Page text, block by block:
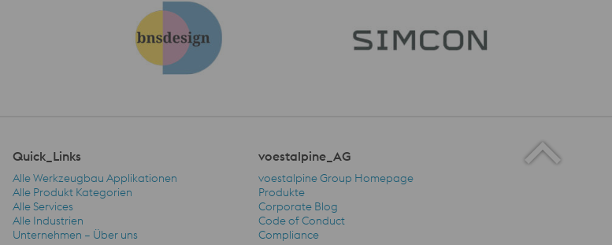
Quick_Links
Alle Werkzeugbau Applikationen
Alle Produkt Kategorien
Alle Services
Alle Industrien
Unternehmen – Über uns
voestalpine_AG
voestalpine_AG Navigation
voestalpine Group Homepage
Produkte
Corporate Blog
Code of Conduct
Compliance